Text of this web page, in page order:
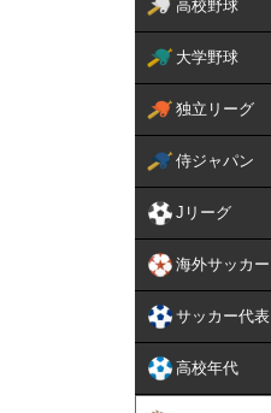
高校野球
大学野球
独立リーグ
侍ジャパン
Jリーグ
海外サッカー
サッカー代表
高校年代